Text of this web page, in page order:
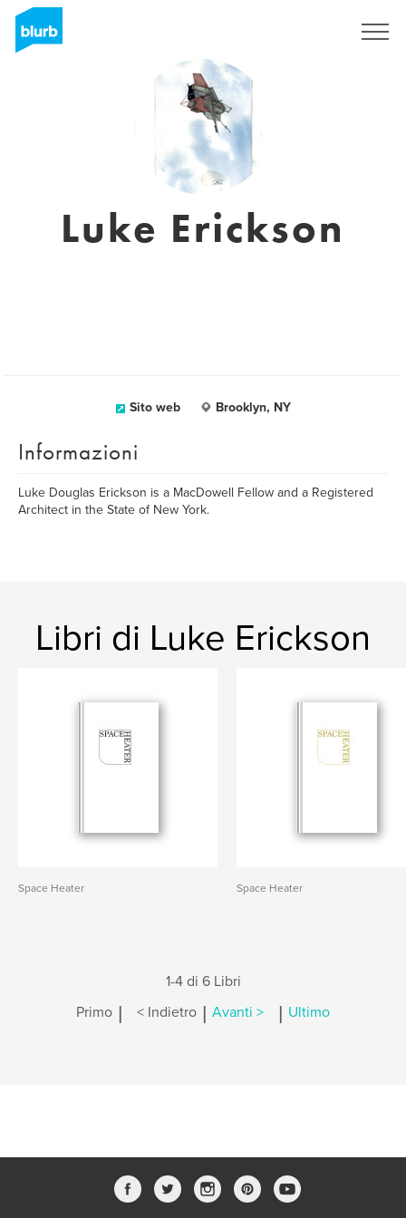
Luke Erickson
Sito web Brooklyn, NY
Informazioni
Luke Douglas Erickson is a MacDowell Fellow and a Registered
Architect in the State of New York.
Libri di Luke Erickson
Space Heater Space Heater
1-4 di 6 Libri
Primo | < Indietro | Avanti > | Ultimo